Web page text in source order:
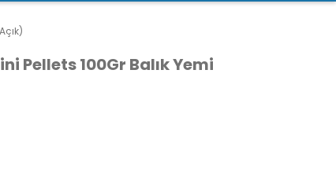
Pellets 100Gr Balık Yemi